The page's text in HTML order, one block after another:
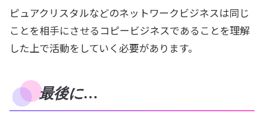
ピュアクリスタルなどのネットワークビジネスは同じ
ことを相手にさせるコピービジネスであることを理解
した上で活動をしていく必要があります。
最後に…